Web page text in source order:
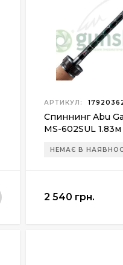
АРТИКУЛ:
Спиннинг Abu
MS-602SUL 1.83м
НЕМАЄ В
2 540 грн.